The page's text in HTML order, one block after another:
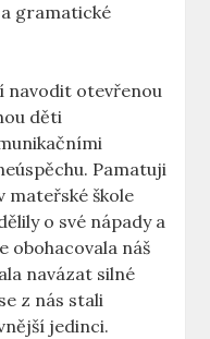
gramatické
navodit otevřenou
⁤děti
Pamatuji
mateřské škole
o své nápady a
obohacovala náš
navázat silné
z nás stali
​jedinci.